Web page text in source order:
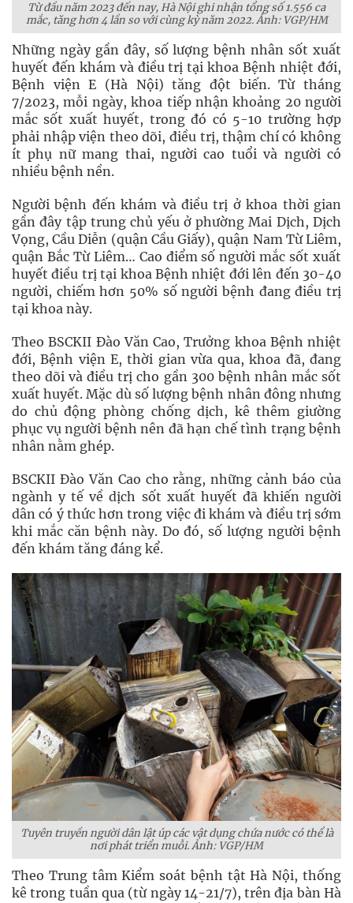
Từ đầu năm 2023 đến nay, Hà Nội ghi nhận tổng số 1.556 ca
mắc, tăng hơn 4 lần so với cùng kỳ năm 2022. Ảnh: VGP/HM
Những ngày gần đây, số lượng bệnh nhân sốt xuất
huyết đến khám và điều trị tại khoa Bệnh nhiệt đới,
Bệnh viện E (Hà Nội) tăng đột biến. Từ tháng
7/2023, mỗi ngày, khoa tiếp nhận khoảng 20 người
mắc sốt xuất huyết, trong đó có 5-10 trường hợp
phải nhập viện theo dõi, điều trị, thậm chí có không
ít phụ nữ mang thai, người cao tuổi và người có
nhiều bệnh nền.
Người bệnh đến khám và điều trị ở khoa thời gian
gần đây tập trung chủ yếu ở phường Mai Dịch, Dịch
Vọng, Cầu Diễn (quận Cầu Giấy), quận Nam Từ Liêm,
quận Bắc Từ Liêm… Cao điểm số người mắc sốt xuất
huyết điều trị tại khoa Bệnh nhiệt đới lên đến 30-40
người, chiếm hơn 50% số người bệnh đang điều trị
tại khoa này.
Theo BSCKII Đào Văn Cao, Trưởng khoa Bệnh nhiệt
đới, Bệnh viện E, thời gian vừa qua, khoa đã, đang
theo dõi và điều trị cho gần 300 bệnh nhân mắc sốt
xuất huyết. Mặc dù số lượng bệnh nhân đông nhưng
do chủ động phòng chống dịch, kê thêm giường
phục vụ người bệnh nên đã hạn chế tình trạng bệnh
nhân nằm ghép.
BSCKII Đào Văn Cao cho rằng, những cảnh báo của
ngành y tế về dịch sốt xuất huyết đã khiến người
dân có ý thức hơn trong việc đi khám và điều trị sớm
khi mắc căn bệnh này. Do đó, số lượng người bệnh
đến khám tăng đáng kể.
Tuyên truyền người dân lật úp các vật dụng chứa nước có thể là
nơi phát triển muỗi. Ảnh: VGP/HM
Theo Trung tâm Kiểm soát bệnh tật Hà Nội, thống
kê trong tuần qua (từ ngày 14-21/7), trên địa bàn Hà